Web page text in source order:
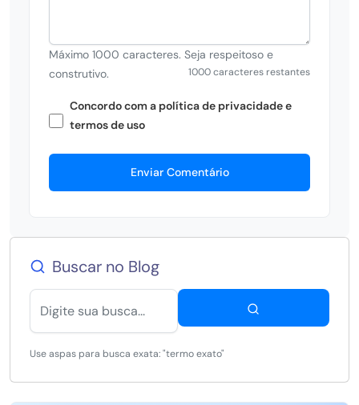
Máximo 1000 caracteres. Seja respeitoso e
construtivo.
1000 caracteres restantes
Concordo com a política de privacidade e
termos de uso
Enviar Comentário
Buscar no Blog
Use aspas para busca exata: "termo exato"